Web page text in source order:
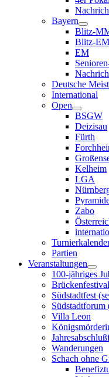
Bayern
Blitz-
Blitz-EM
EM
Deutsche
International
Open
BSGW
Deizisau
Fürth
Kelheim
LGA
Zabo
Partien
Veranstaltungen
100-jähriges
Südstadtfest
Südstadtforum
Villa Leon
Wanderungen
Schach ohne